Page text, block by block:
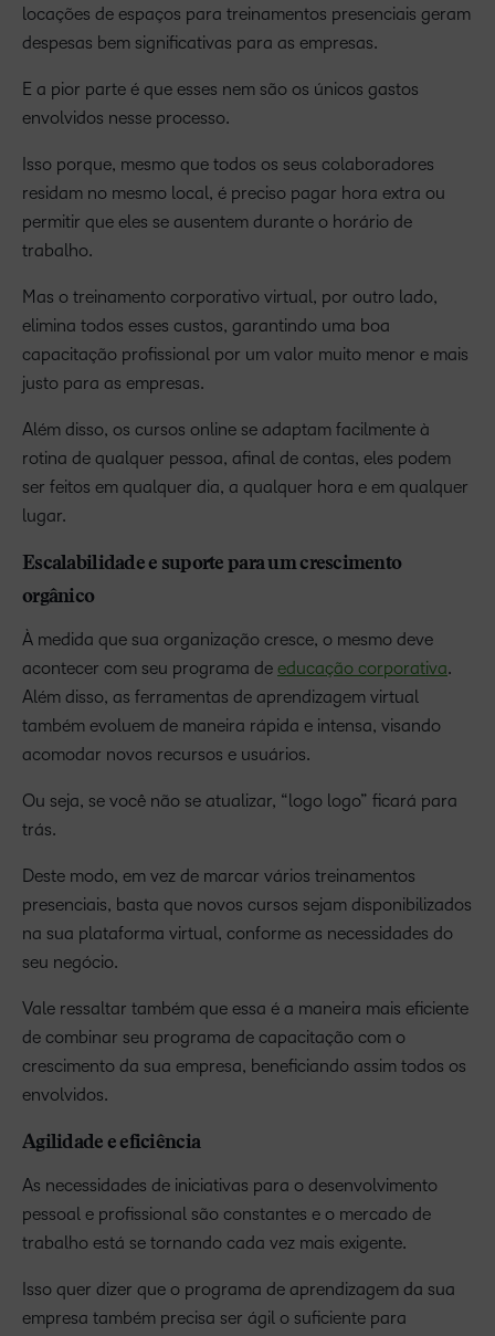
locações de espaços para treinamentos presenciais geram
despesas bem significativas para as empresas.
E a pior parte é que esses nem são os únicos gastos
envolvidos nesse processo.
Isso porque, mesmo que todos os seus colaboradores
residam no mesmo local, é preciso pagar hora extra ou
permitir que eles se ausentem durante o horário de
trabalho.
Mas o treinamento corporativo virtual, por outro lado,
elimina todos esses custos, garantindo uma boa
capacitação profissional por um valor muito menor e mais
justo para as empresas.
Além disso, os cursos online se adaptam facilmente à
rotina de qualquer pessoa, afinal de contas, eles podem
ser feitos em qualquer dia, a qualquer hora e em qualquer
lugar.
Escalabilidade e suporte para um crescimento
orgânico
À medida que sua organização cresce, o mesmo deve
acontecer com seu programa de educação corporativa.
Além disso, as ferramentas de aprendizagem virtual
também evoluem de maneira rápida e intensa, visando
acomodar novos recursos e usuários.
Ou seja, se você não se atualizar, “logo logo” ficará para
trás.
Deste modo, em vez de marcar vários treinamentos
presenciais, basta que novos cursos sejam disponibilizados
na sua plataforma virtual, conforme as necessidades do
seu negócio.
Vale ressaltar também que essa é a maneira mais eficiente
de combinar seu programa de capacitação com o
crescimento da sua empresa, beneficiando assim todos os
envolvidos.
Agilidade e eficiência
As necessidades de iniciativas para o desenvolvimento
pessoal e profissional são constantes e o mercado de
trabalho está se tornando cada vez mais exigente.
Isso quer dizer que o programa de aprendizagem da sua
empresa também precisa ser ágil o suficiente para